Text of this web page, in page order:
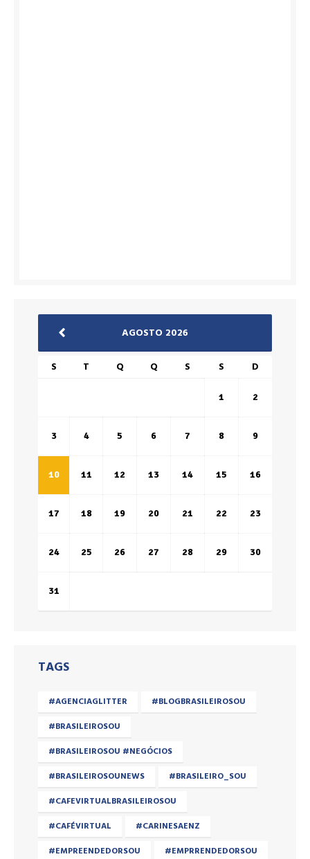
AGOSTO 2026
S T Q Q S S D
1 2
3 4 5 6 7 8 9
10 11 12 13 14 15 16
17 18 19 20 21 22 23
24 25 26 27 28 29 30
31
TAGS
#AGENCIAGLITTER
#BLOGBRASILEIROSOU
#BRASILEIROSOU
#BRASILEIROSOU #NEGÓCIOS
#BRASILEIROSOUNEWS
#BRASILEIRO_SOU
#CAFEVIRTUALBRASILEIROSOU
#CAFÉVIRTUAL
#CARINESAENZ
#EMPREENDEDORSOU
#EMPRRENDEDORSOU